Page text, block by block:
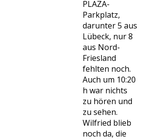
PLAZA-
Parkplatz,
darunter 5 aus
Lübeck, nur 8
aus Nord-
Friesland
fehlten noch.
Auch um 10:20
h war nichts
zu hören und
zu sehen.
Wilfried blieb
noch da, die